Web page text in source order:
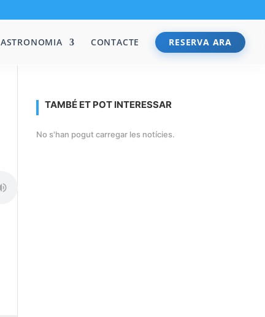
ASTRONOMIA CONTACTE RESERVA ARA
TAMBÉ ET POT INTERESSAR
No s'han pogut carregar les notícies.